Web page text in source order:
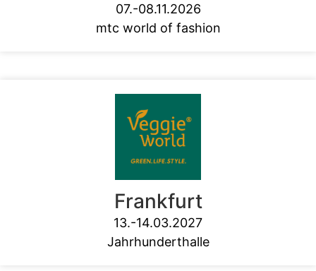
07.-08.11.2026
mtc world of fashion
Frankfurt
13.-14.03.2027
Jahrhunderthalle